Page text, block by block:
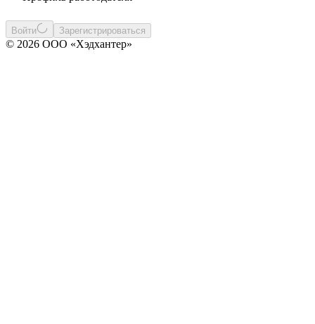
Войти Зарегистрироваться
© 2026 ООО «Хэдхантер»